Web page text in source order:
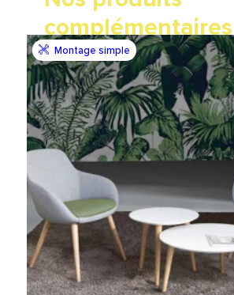
complémentaires
Montage simple